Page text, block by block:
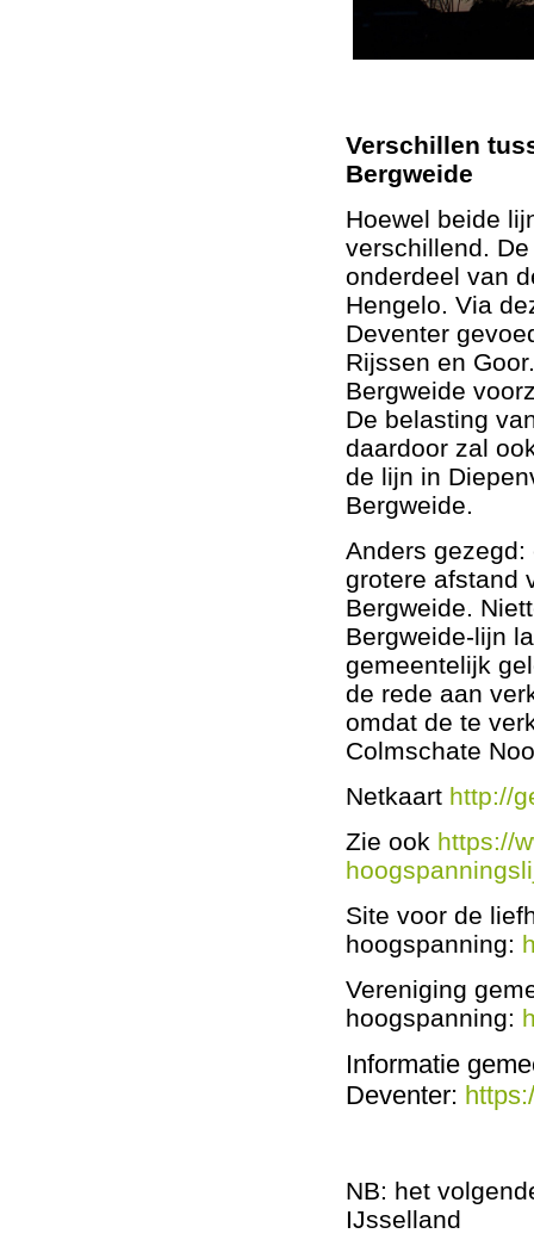
Verschillen
Bergweide
Hoewel beide
verschillend.
onderdeel van
Hengelo. Via
Deventer
Rijssen en
Bergweide
De belasting
daardoor zal
de lijn in
Bergweide.
Anders
grotere afstand
Bergweide.
Bergweide-lijn
gemeentelijk
de rede aan
omdat de te
Colmschate
Netkaart http://
Zie ook https://
Site voor de
hoogspanning:
Vereniging
hoogspanning:
Informatie
Deventer:
NB: het
IJsselland